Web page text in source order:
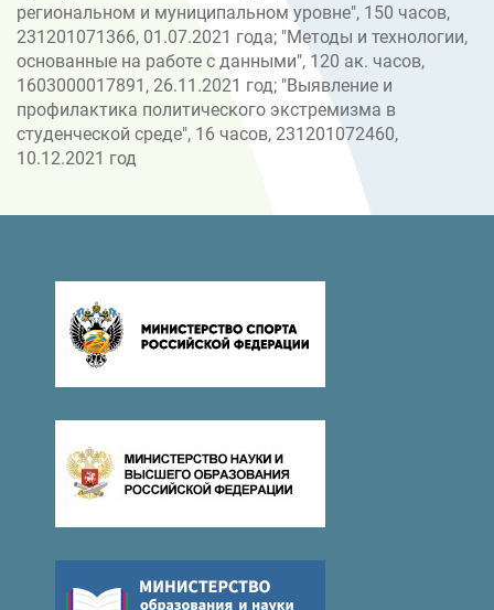
региональном и муниципальном уровне", 150 часов,
231201071366, 01.07.2021 года; "Методы и технологии,
основанные на работе с данными", 120 ак. часов,
1603000017891, 26.11.2021 год; "Выявление и
профилактика политического экстремизма в
студенческой среде", 16 часов, 231201072460,
10.12.2021 год